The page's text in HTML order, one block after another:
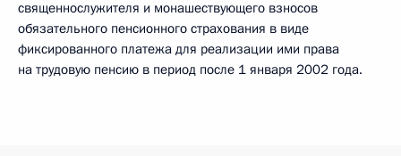
священнослужителя и монашествующего взносов
обязательного пенсионного страхования в виде
фиксированного платежа для реализации ими права
на трудовую пенсию в период после 1 января 2002 года.